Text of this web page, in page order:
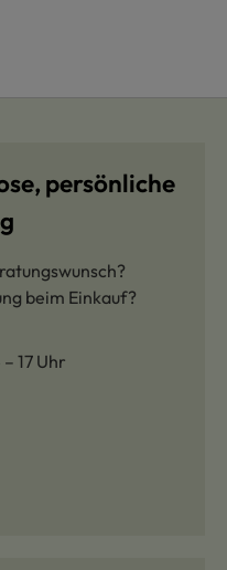
persönliche
beim Einkauf?
17 Uhr